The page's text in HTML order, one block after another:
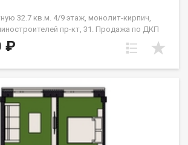
32.7 кв.м. 4/9 этаж, монолит-кирпич,
пр-кт, 31. Продажа по ДКП
₽